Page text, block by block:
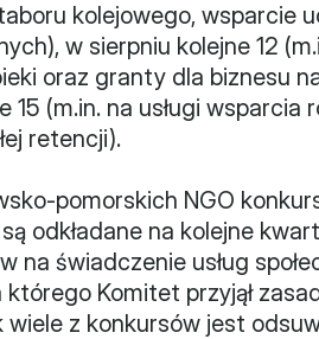
kolejowego, wsparcie
w sierpniu kolejne 12
oraz granty dla biznesu
(m.in. na usługi wsparcia
retencji).
pomorskich NGO
odkładane na kolejne
świadczenie usług
Komitet przyjął
z konkursów jest